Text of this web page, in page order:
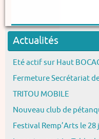
Actualités
Eté actif sur Haut
Fermeture Secrétariat
TRITOU MOBILE
Nouveau club de
Festival Remp’Arts le